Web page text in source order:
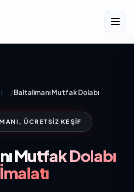
/Baltalimanı Mutfak Dolabı
ÜCRETSIZ KEŞIF
Mutfak Dolabı
İmalatı